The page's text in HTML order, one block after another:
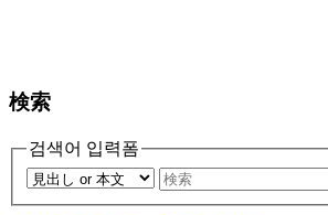
検索
검색어 입력폼